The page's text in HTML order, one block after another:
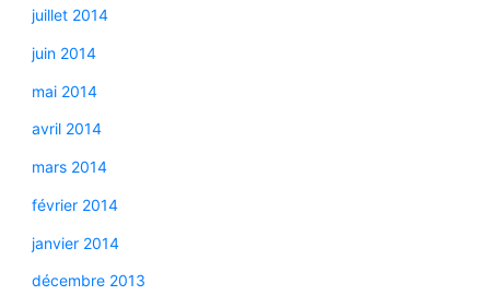
juillet 2014
juin 2014
mai 2014
avril 2014
mars 2014
février 2014
janvier 2014
décembre 2013